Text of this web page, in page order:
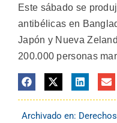
Este sábado se
antibélicas en
Japón y Nueva
200.000 personas
Archivado en: